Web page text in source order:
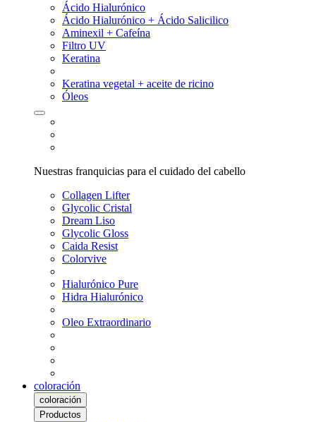
Ácido Hialurónico
Ácido Hialurónico + Ácido Salicilico
Aminexil + Cafeína
Filtro UV
Keratina
Keratina vegetal + aceite de ricino
Óleos
Nuestras franquicias para el cuidado del cabello
Collagen Lifter
Glycolic Cristal
Dream Liso
Glycolic Gloss
Caida Resist
Colorvive
Hialurónico Pure
Hidra Hialurónico
Oleo Extraordinario
coloración
coloración
Productos